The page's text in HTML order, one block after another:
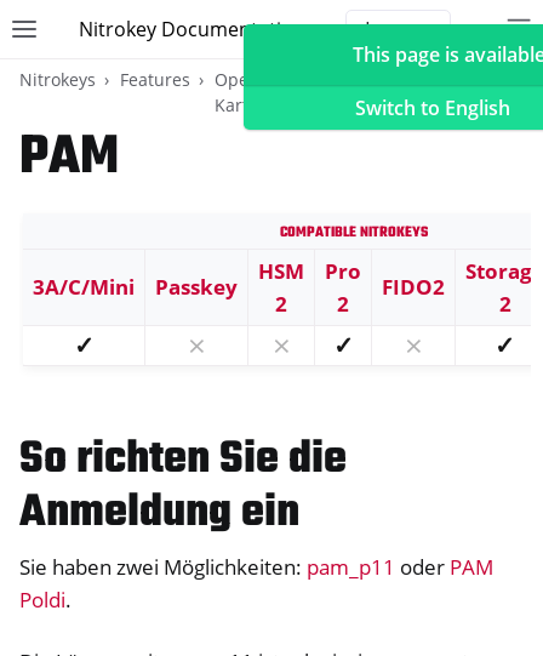
Toggle site navigation sidebar
Nitrokey Documentation
navigation of U2F
Nitrokeys Features
OpenPGP-
Karte
Anmeldung
PAM
Compatible Nitrokeys
3A/C/Mini Passkey
HSM
2
Pro
2
FIDO2
2
✓ ⨯ ⨯ ✓ ⨯ ✓
So richten Sie die
Anmeldung ein
Sie haben zwei Möglichkeiten: pam_p11 oder PAM
Poldi.
This page is
Switch to English